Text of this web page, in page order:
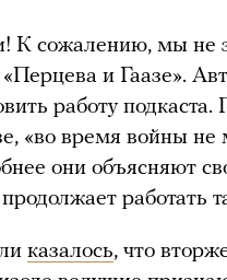
К сожалению, мы не
и Гаазе».
работу
«во время войны не
они объясняют
работать
казалось, что